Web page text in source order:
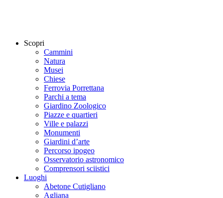
Scopri
Cammini
Natura
Musei
Chiese
Ferrovia Porrettana
Parchi a tema
Giardino Zoologico
Piazze e quartieri
Ville e palazzi
Monumenti
Giardini d’arte
Percorso ipogeo
Osservatorio astronomico
Comprensori sciistici
Luoghi
Abetone Cutigliano
Agliana